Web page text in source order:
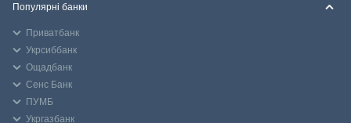
Популярні банки
Приватбанк
Укрсиббанк
Ощадбанк
Сенс Банк
ПУМБ
Укргазбанк